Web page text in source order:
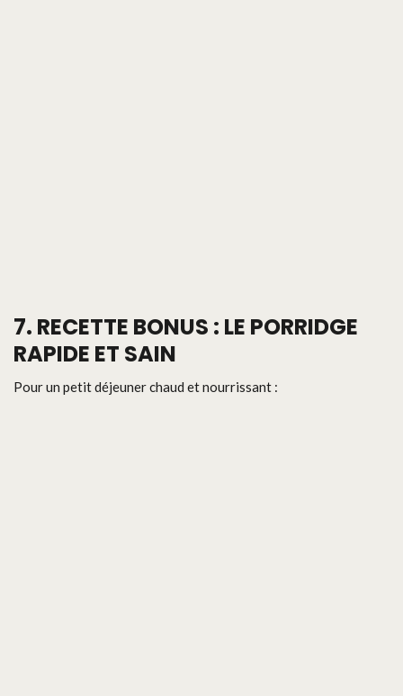
7. RECETTE BONUS : LE PORRIDGE
RAPIDE ET SAIN
Pour un petit déjeuner chaud et nourrissant :